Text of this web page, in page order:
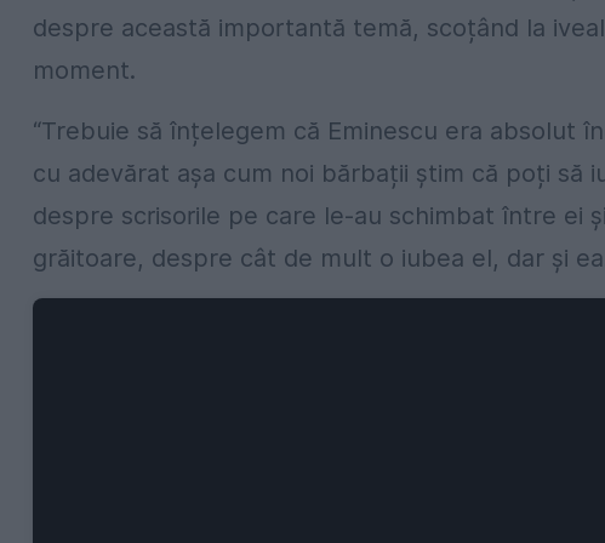
despre această importantă temă, scoțând la
moment.
“Trebuie să înțelegem că Eminescu era absolut
cu adevărat așa cum noi bărbații știm că poți să
despre scrisorile pe care le-au schimbat între ei
grăitoare, despre cât de mult o iubea el, dar și